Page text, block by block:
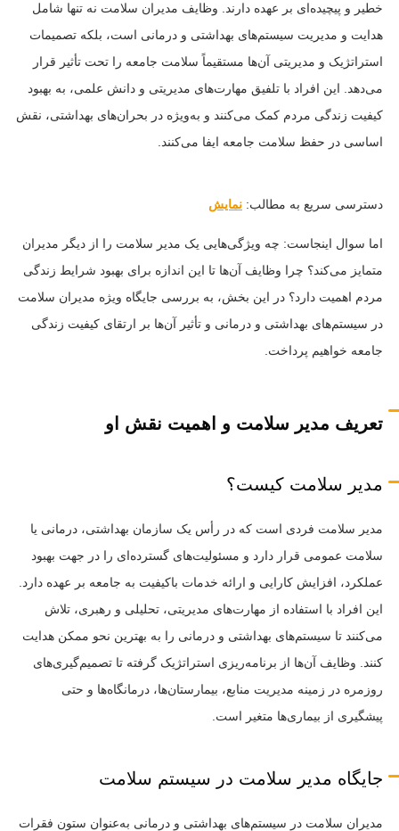
خطیر و پیچیده‌ای بر عهده دارند. وظایف مدیران سلامت نه تنها شامل
هدایت و مدیریت سیستم‌های بهداشتی و درمانی است، بلکه تصمیمات
استراتژیک و مدیریتی آن‌ها مستقیماً سلامت جامعه را تحت تأثیر قرار
می‌دهد. این افراد با تلفیق مهارت‌های مدیریتی و دانش علمی، به بهبود
کیفیت زندگی مردم کمک می‌کنند و به‌ویژه در بحران‌های بهداشتی، نقش
اساسی در حفظ سلامت جامعه ایفا می‌کنند.
دسترسی سریع به مطالب: نمایش
اما سوال اینجاست: چه ویژگی‌هایی یک مدیر سلامت را از دیگر مدیران
متمایز می‌کند؟ چرا وظایف آن‌ها تا این اندازه برای بهبود شرایط زندگی
مردم اهمیت دارد؟ در این بخش، به بررسی جایگاه ویژه مدیران سلامت
در سیستم‌های بهداشتی و درمانی و تأثیر آن‌ها بر ارتقای کیفیت زندگی
جامعه خواهیم پرداخت.
تعریف مدیر سلامت و اهمیت نقش او
مدیر سلامت کیست؟
مدیر سلامت فردی است که در رأس یک سازمان بهداشتی، درمانی یا
سلامت عمومی قرار دارد و مسئولیت‌های گسترده‌ای را در جهت بهبود
عملکرد، افزایش کارایی و ارائه خدمات باکیفیت به جامعه بر عهده دارد.
این افراد با استفاده از مهارت‌های مدیریتی، تحلیلی و رهبری، تلاش
می‌کنند تا سیستم‌های بهداشتی و درمانی را به بهترین نحو ممکن هدایت
کنند. وظایف آن‌ها از برنامه‌ریزی استراتژیک گرفته تا تصمیم‌گیری‌های
روزمره در زمینه مدیریت منابع، بیمارستان‌ها، درمانگاه‌ها و حتی
پیشگیری از بیماری‌ها متغیر است.
جایگاه مدیر سلامت در سیستم سلامت
مدیران سلامت در سیستم‌های بهداشتی و درمانی به‌عنوان ستون فقرات